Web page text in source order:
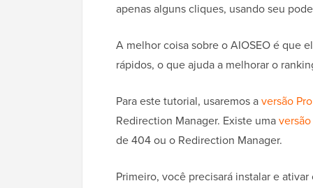
apenas alguns cliques, usando seu
A melhor coisa sobre o AIOSEO é que
rápidos, o que ajuda a melhorar o
Para este tutorial, usaremos aversão
Redirection Manager. Existe uma
de 404 ou o Redirection Manager.
Primeiro, você precisará instalar e